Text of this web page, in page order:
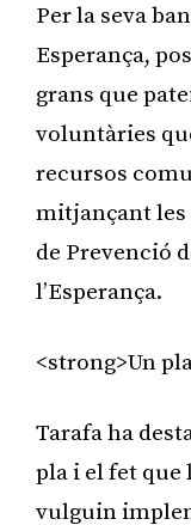
Per la seva
Esperança,
grans que
voluntàries
recursos
mitjançant les
de Prevenció
l’Esperança.
<strong>Un
Tarafa ha
pla i el fet que
vulguin